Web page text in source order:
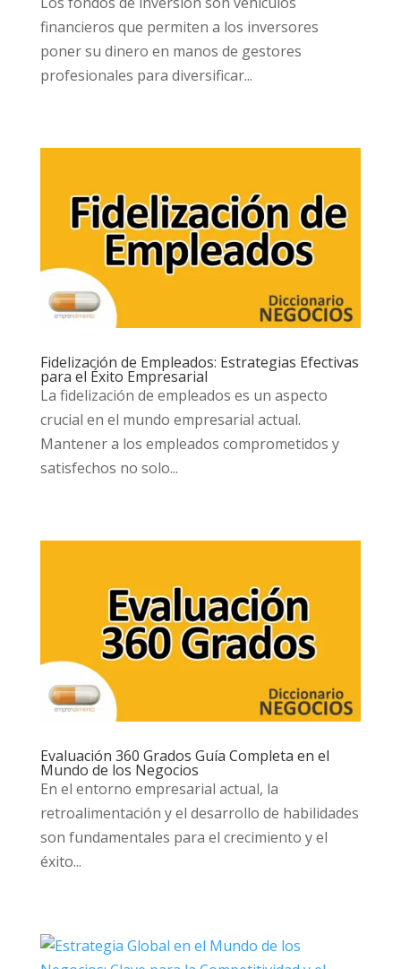
financieros que permiten a los inversores
poner su dinero en manos de gestores
profesionales para diversificar...
Fidelización de Empleados: Estrategias Efectivas
para el Éxito Empresarial
La fidelización de empleados es un aspecto
crucial en el mundo empresarial actual.
Mantener a los empleados comprometidos y
satisfechos no solo...
Evaluación 360 Grados Guía Completa en el
Mundo de los Negocios
En el entorno empresarial actual, la
retroalimentación y el desarrollo de habilidades
son fundamentales para el crecimiento y el
éxito...